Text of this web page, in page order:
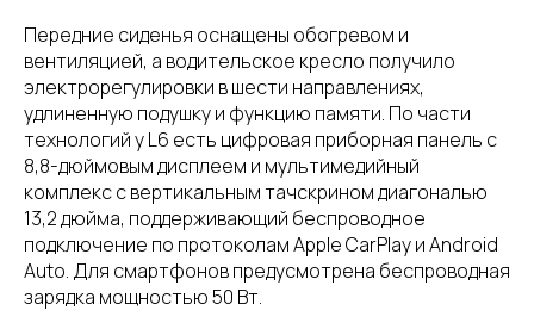
Передние сиденья оснащены обогревом и
вентиляцией, а водительское кресло получило
электрорегулировки в шести направлениях,
удлиненную подушку и функцию памяти. По части
технологий у L6 есть цифровая приборная панель с
8,8-дюймовым дисплеем и мультимедийный
комплекс с вертикальным тачскрином диагональю
13,2 дюйма, поддерживающий беспроводное
подключение по протоколам Apple CarPlay и Android
Auto. Для смартфонов предусмотрена беспроводная
зарядка мощностью 50 Вт.